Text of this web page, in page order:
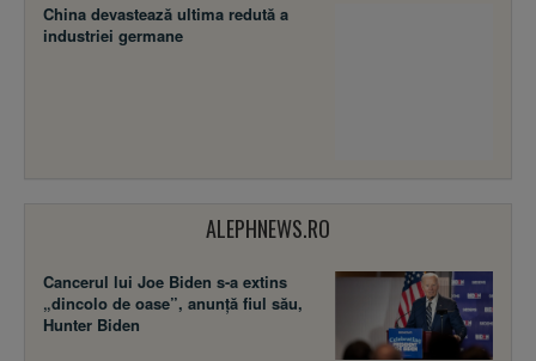
China devastează ultima redută a
industriei germane
ALEPHNEWS.RO
Cancerul lui Joe Biden s-a extins
„dincolo de oase”, anunță fiul său,
Hunter Biden